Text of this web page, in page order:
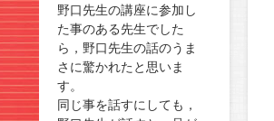
野口先生の講座に参加し
た事のある先生でした
ら，野口先生の話のうま
さに驚かれたと思いま
す。
同じ事を話すにしても，